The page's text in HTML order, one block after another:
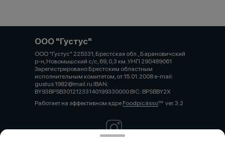
ООО "Густус"
ООО "Густус" 225331, Брестская обл., Барановичский
р-н, Новомышский с/с, 69, 0,3 км. УНП 290489061
Зарегистрировано Брестским областным
исполнительным комитетом, от 15.01. 2008 e-mail:
gustus 1982@mail.ru IBAN:
BY93BPSB30121233140199330000 BIC: BPSBBY2X
Работает на эффективном ядре Foodpicássover. 3.2